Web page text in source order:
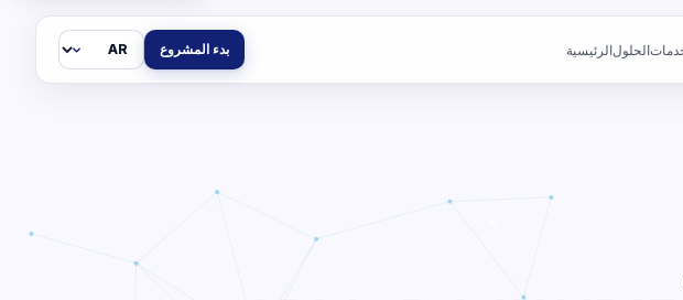
الرئيسيةالحلول اللغة بدء المشروع